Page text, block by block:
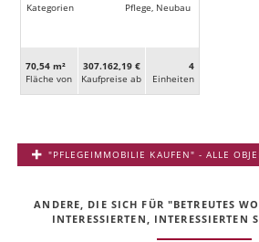
Kategorien
Pflege, Neubau
70,54 m²
Fläche von
307.162,19 €
Kaufpreise ab
4
Ein­heiten
"PFLEGEIMMOBILIE KAUFEN" - ALLE
ANDERE, DIE SICH FÜR "BETREUTES
INTERESSIERTEN, INTERESSIERTEN